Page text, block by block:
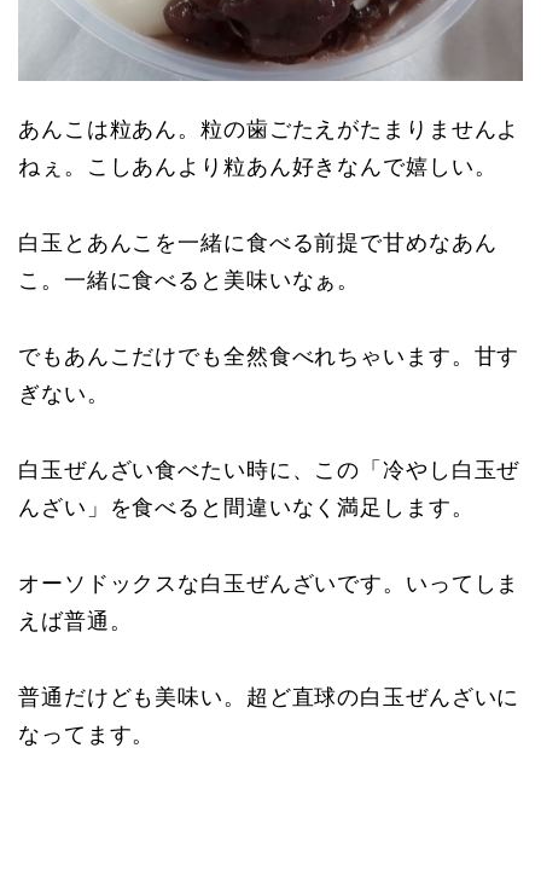
あんこは粒あん。粒の歯ごたえがたまりませんよ
ねぇ。こしあんより粒あん好きなんで嬉しい。
白玉とあんこを一緒に食べる前提で甘めなあん
こ。一緒に食べると美味いなぁ。
でもあんこだけでも全然食べれちゃいます。甘す
ぎない。
白玉ぜんざい食べたい時に、この「冷やし白玉ぜ
んざい」を食べると間違いなく満足します。
オーソドックスな白玉ぜんざいです。いってしま
えば普通。
普通だけども美味い。超ど直球の白玉ぜんざいに
なってます。